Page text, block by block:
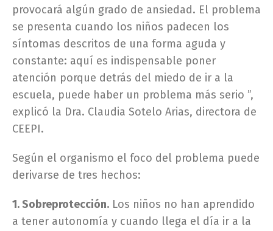
provocará algún grado de ansiedad. El problema
se presenta cuando los niños padecen los
síntomas descritos de una forma aguda y
constante: aquí es indispensable poner
atención porque detrás del miedo de ir a la
escuela, puede haber un problema más serio ”,
explicó la Dra. Claudia Sotelo Arias, directora de
CEEPI.
Según el organismo el foco del problema puede
derivarse de tres hechos:
1. Sobreprotección. Los niños no han aprendido
a tener autonomía y cuando llega el día ir a la